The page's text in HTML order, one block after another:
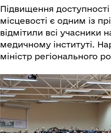
Підвищення доступності
місцевості є одним із
відмітили всі
медичному інституті.
міністр регіонального